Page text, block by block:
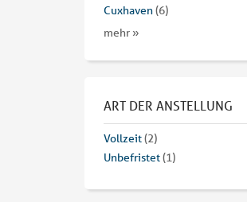
Cuxhaven(6)
mehr »
ART DER ANSTELLUNG
Vollzeit(2)
Unbefristet(1)